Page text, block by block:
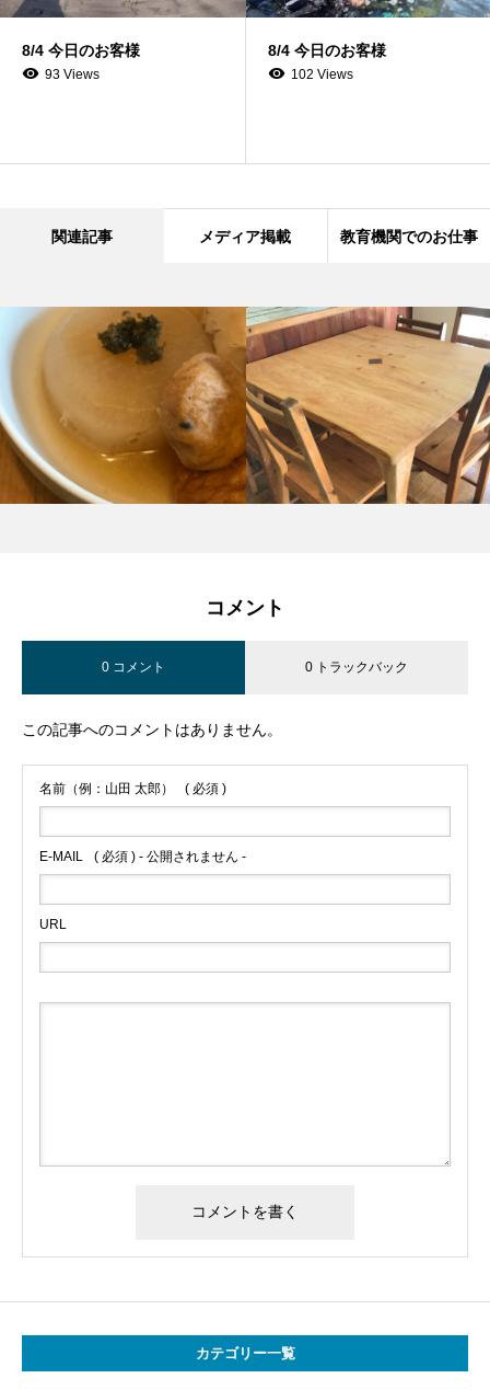
8/4 今日のお客様
93 Views
8/4 今日のお客様
102 Views
関連記事 メディア掲載 教育機関でのお仕事
コメント
0 コメント 0 トラックバック
この記事へのコメントはありません。
名前（例：山田 太郎） ( 必須 )
E-MAIL ( 必須 ) - 公開されません -
URL
カテゴリー一覧